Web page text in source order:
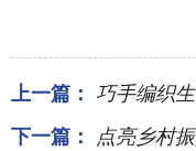
上一篇：
巧手编织
下一篇：
点亮乡村